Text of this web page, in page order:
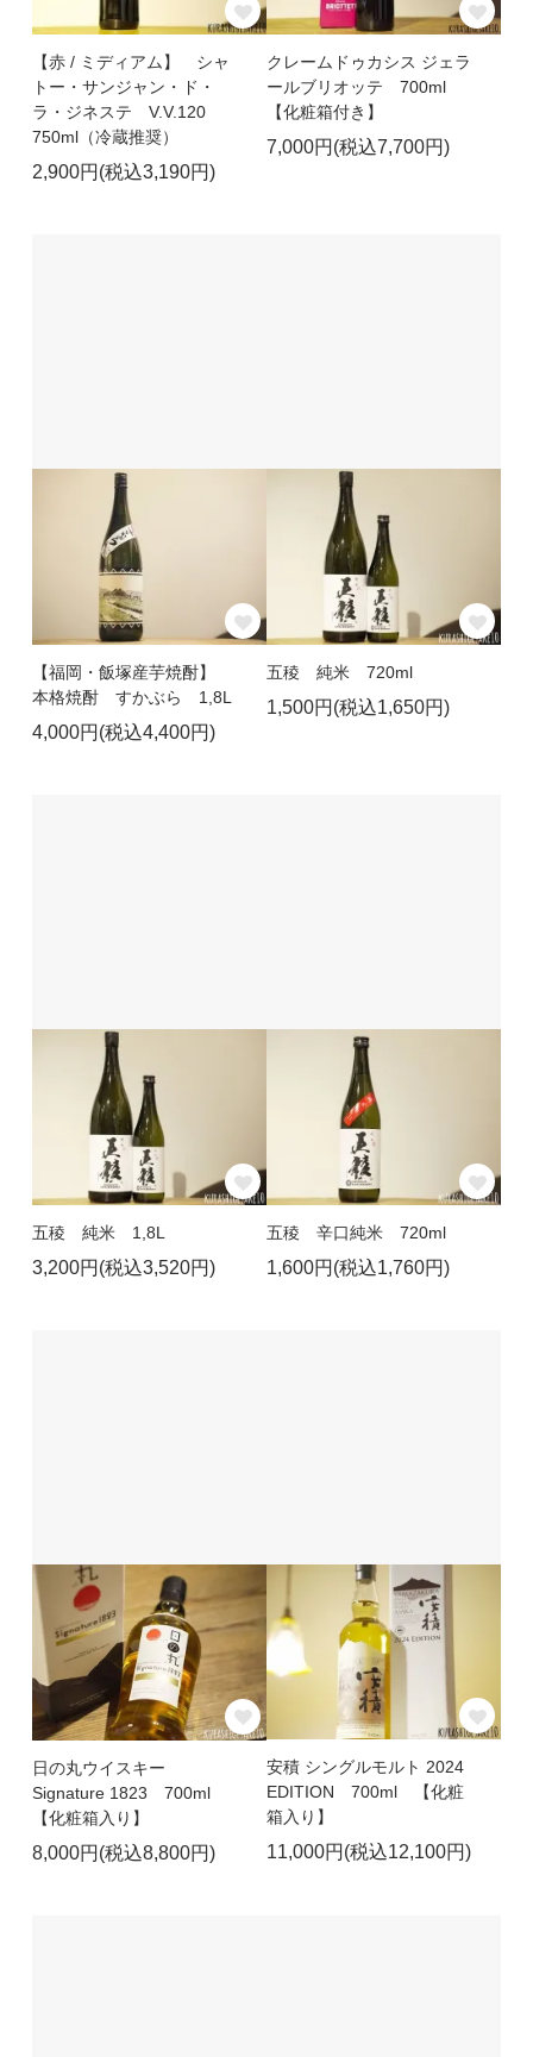
【赤 / ミディアム】 シャ
トー・サンジャン・ド・
ラ・ジネステ V.V.120
750ml（冷蔵推奨）
2,900円(税込3,190円)
クレームドゥカシス ジェラ
ールブリオッテ 700ml
【化粧箱付き】
7,000円(税込7,700円)
【福岡・飯塚産芋焼酎】
本格焼酎 すかぶら 1,8L
4,000円(税込4,400円)
五稜 純米 720ml
1,500円(税込1,650円)
五稜 純米 1,8L
3,200円(税込3,520円)
五稜 辛口純米 720ml
1,600円(税込1,760円)
日の丸ウイスキー
Signature 1823 700ml
【化粧箱入り】
8,000円(税込8,800円)
安積 シングルモルト 2024
EDITION 700ml 【化粧
箱入り】
11,000円(税込12,100円)